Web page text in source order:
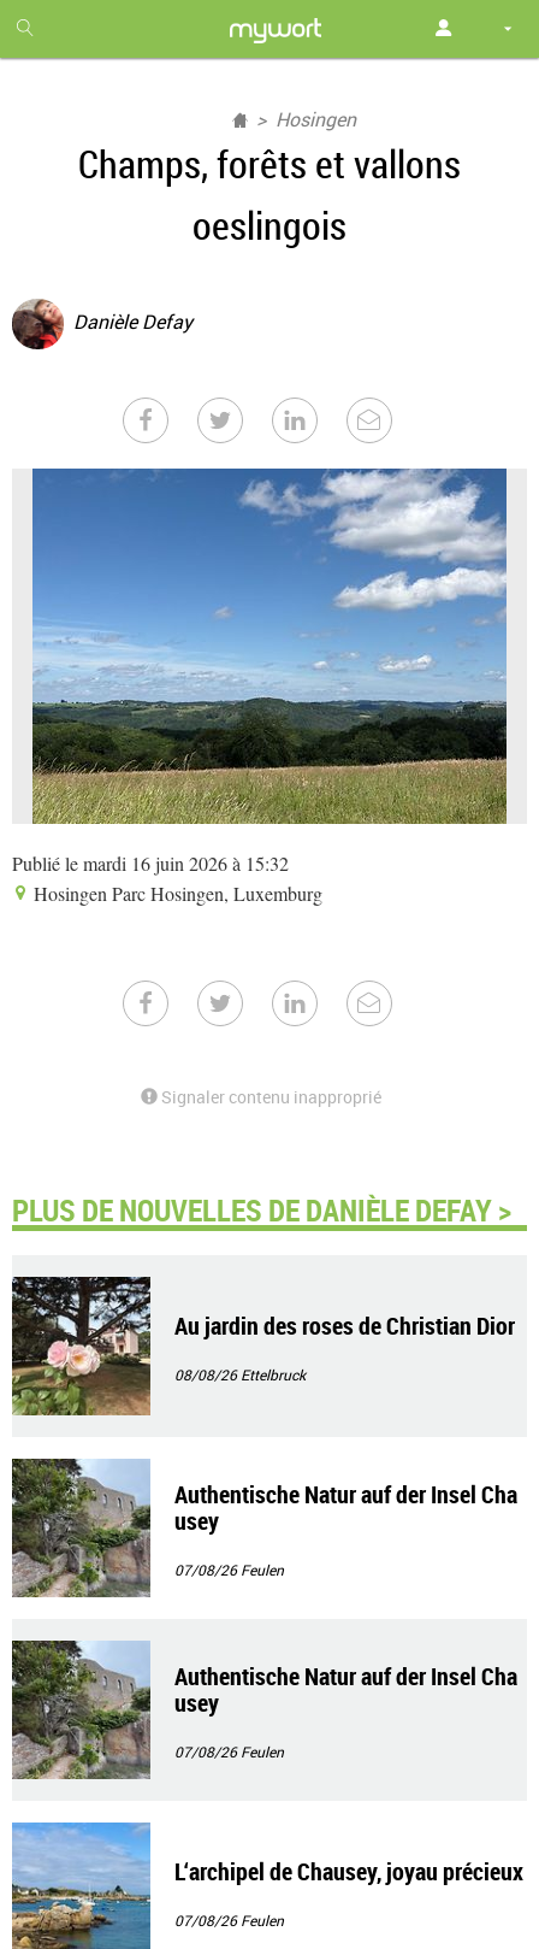
month
free
Hosingen
Champs, forêts et vallons
oeslingois
Danièle Defay
Publié le mardi 16 juin 2026 à 15:32
Hosingen Parc Hosingen, Luxemburg
Signaler contenu inapproprié
PLUS DE NOUVELLES DE DANIÈLE DEFAY >
Au jardin des roses de Christian Dior
08/08/26Ettelbruck
Authentische Natur auf der Insel Cha
usey
07/08/26Feulen
Authentische Natur auf der Insel Cha
usey
07/08/26Feulen
L‘archipel de Chausey, joyau précieux
07/08/26Feulen